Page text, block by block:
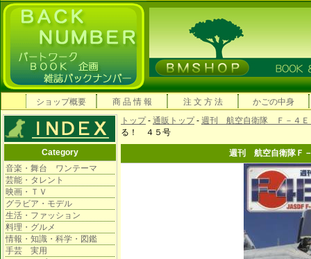
ショップ概要 商 品 情 報 注 文 方 法 かごの中身
Category
音楽・舞台 ワンテーマ
芸能・タレント
映画・ＴＶ
グラビア・モデル
生活・ファッション
料理・グルメ
情報・知識・科学・図鑑
手芸 実用
トップ- 通販トップ- 週刊 航空自衛隊 Ｆ－４Ｅ
る！ ４５号
週刊 航空自衛隊Ｆ